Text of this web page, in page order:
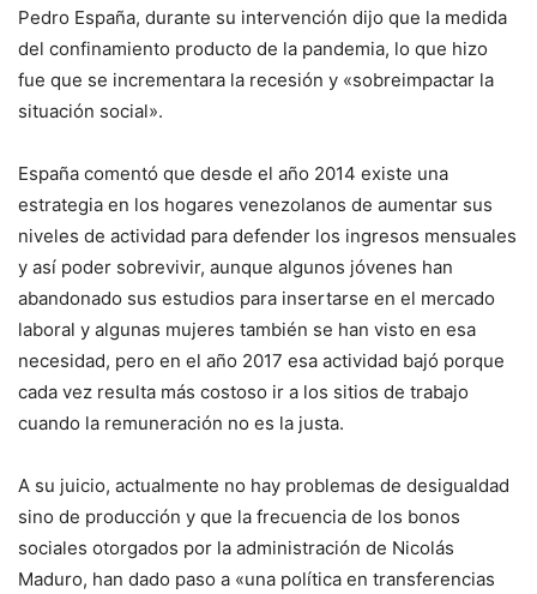
Pedro España, durante su intervención dijo que la medida
del confinamiento producto de la pandemia, lo que hizo
fue que se incrementara la recesión y «sobreimpactar la
situación social».
España comentó que desde el año 2014 existe una
estrategia en los hogares venezolanos de aumentar sus
niveles de actividad para defender los ingresos mensuales
y así poder sobrevivir, aunque algunos jóvenes han
abandonado sus estudios para insertarse en el mercado
laboral y algunas mujeres también se han visto en esa
necesidad, pero en el año 2017 esa actividad bajó porque
cada vez resulta más costoso ir a los sitios de trabajo
cuando la remuneración no es la justa.
A su juicio, actualmente no hay problemas de desigualdad
sino de producción y que la frecuencia de los bonos
sociales otorgados por la administración de Nicolás
Maduro, han dado paso a «una política en transferencias